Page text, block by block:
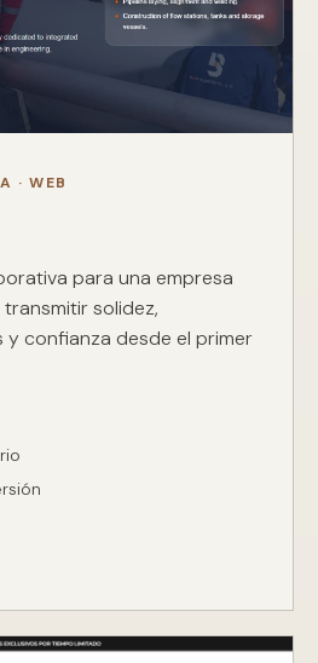
· WEB
para una empresa
solidez,
y confianza desde el primer